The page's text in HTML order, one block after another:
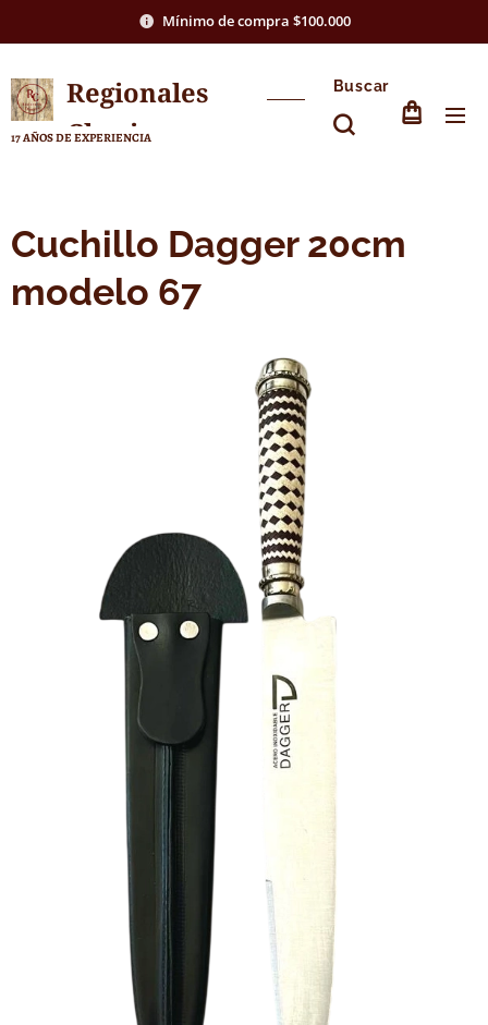
Mínimo de compra $100.000
Regionales
Chasico
17 AÑOS DE EXPERIENCIA
Buscar
Cuchillo Dagger 20cm
modelo 67